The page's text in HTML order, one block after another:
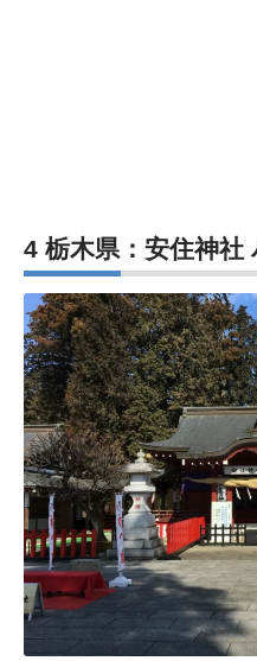
4 栃木県：安住神社